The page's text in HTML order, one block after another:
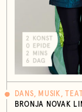
DANS, MUSIK,
BRONJA NOVAK